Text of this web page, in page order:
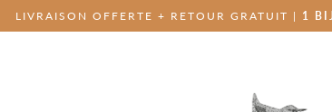
LIVRAISON OFFERTE + RETOUR GRATUIT | 1